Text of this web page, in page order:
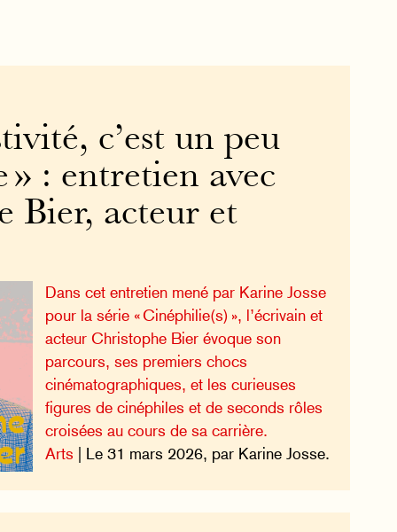
c’est un peu
» : entretien avec
Bier, acteur et
Dans cet entretien mené par Karine Josse
pour la série « Cinéphilie(s) », l’écrivain et
acteur Christophe Bier évoque son
parcours, ses premiers chocs
cinématographiques, et les curieuses
figures de cinéphiles et de seconds rôles
croisées au cours de sa carrière.
Arts | Le 31 mars 2026, par Karine Josse.